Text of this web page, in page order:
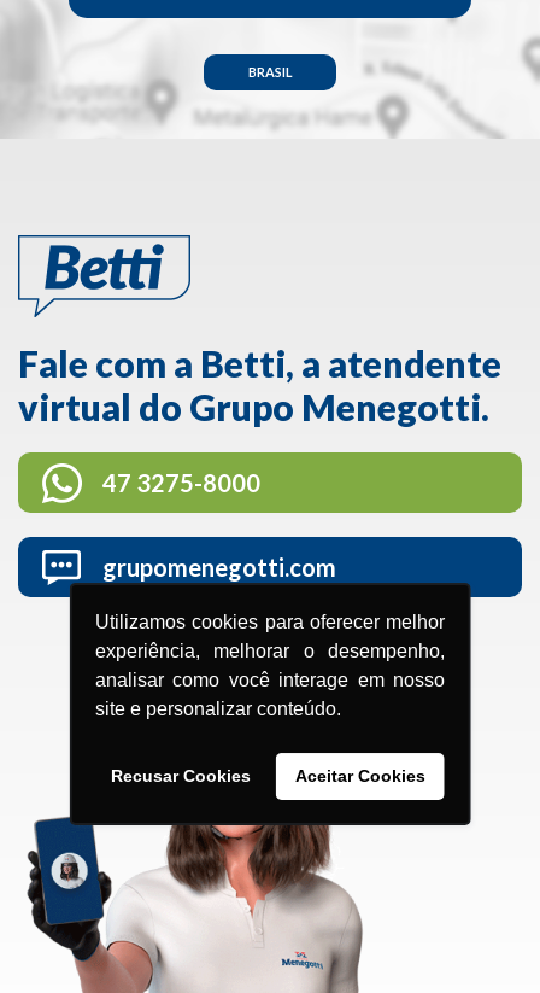
Utilizamos cookies para oferecer melhor
experiência, melhorar o desempenho,
analisar como você interage em nosso
site e personalizar conteúdo.
Recusar Cookies Aceitar Cookies
BRASIL
Fale com a Betti, a atendente
virtual do Grupo Menegotti.
47 3275-8000
grupomenegotti.com